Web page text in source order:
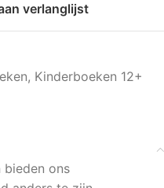
verlanglijst
, Kinderboeken 12+
bieden ons